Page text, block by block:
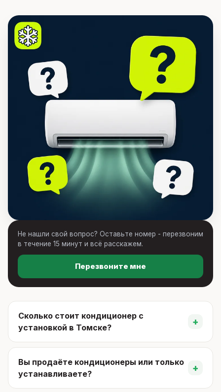
Не нашли свой вопрос? Оставьте номер - перезвоним
в течение 15 минут и всё расскажем.
Перезвоните мне
Сколько стоит кондиционер с
установкой в Томске?
+
Вы продаёте кондиционеры или только
устанавливаете?
+